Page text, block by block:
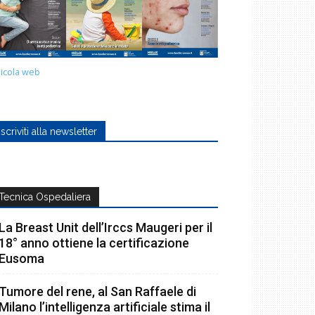
web
alla newsletter
Ospedaliera
Breast Unit dell’Irccs Maugeri per il
anno ottiene la certificazione
del rene, al San Raffaele di
l’intelligenza artificiale stima il